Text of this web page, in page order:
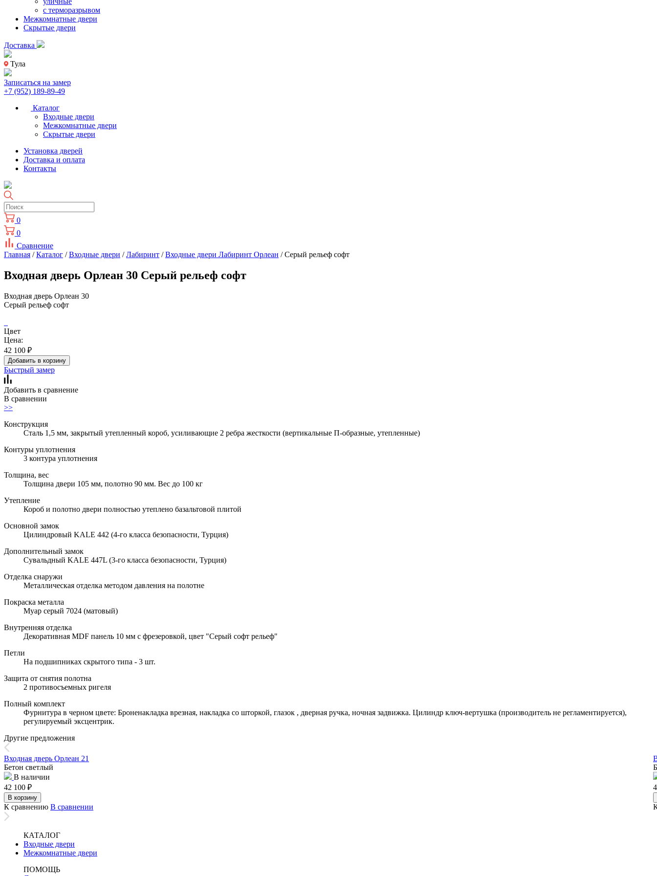
с терморазрывом
Межкомнатные двери
Скрытые двери
Доставка
Тула
Записаться на замер
+7 (952) 189-89-49
Каталог
Входные двери
Межкомнатные двери
Скрытые двери
Установка дверей
Доставка и оплата
Контакты
0
0
Сравнение
Главная /Каталог /Входные двери /Лабиринт /Входные двери Лабиринт Орлеан / Серый рельеф софт
Входная дверь Орлеан 30 Серый рельеф софт
Входная дверь Орлеан 30
Серый рельеф софт
Цвет
Цена:
42 100 ₽
Добавить в корзину
Быстрый замер
Добавить в сравнение
В сравнении
>>
Конструкция
Сталь 1,5 мм, закрытый утепленный короб, усиливающие 2 ребра жесткости (вертикальные П-образные, утепленные)
Контуры уплотнения
3 контура уплотнения
Толщина, вес
Толщина двери 105 мм, полотно 90 мм. Вес до 100 кг
Утепление
Короб и полотно двери полностью утеплено базальтовой плитой
Основной замок
Цилиндровый KALE 442 (4-го класса безопасности, Турция)
Дополнительный замок
Сувальдный KALE 447L (3-го класса безопасности, Турция)
Отделка снаружи
Металлическая отделка методом давления на полотне
Покраска металла
Муар серый 7024 (матовый)
Внутренняя отделка
Декоративная MDF панель 10 мм с фрезеровкой, цвет "Серый софт рельеф"
Петли
На подшипниках скрытого типа - 3 шт.
Защита от снятия полотна
2 противосъемных ригеля
Полный комплект
Фурнитура в черном цвете: Броненакладка врезная, накладка со шторкой, глазок , дверная ручка, ночная задвижка. Цилиндр ключ-вертушка (производитель не регламентируется),
регулируемый эксцентрик.
Другие предложения
Входная дверь Орлеан 21
Бетон светлый
В наличии
42 100 ₽
В корзину
К сравнению В сравнении
КАТАЛОГ
Входные двери
Межкомнатные двери
ПОМОЩЬ